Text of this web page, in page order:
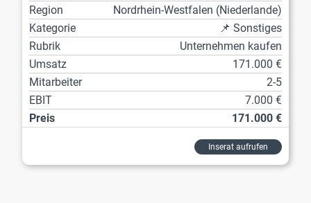
Region
Nordrhein-Westfalen (Niederlande)
Kategorie
📌 Sonstiges
Rubrik
Unternehmen kaufen
Umsatz
171.000 €
Mitarbeiter
2-5
EBIT
7.000 €
Preis
171.000 €
Inserat aufrufen